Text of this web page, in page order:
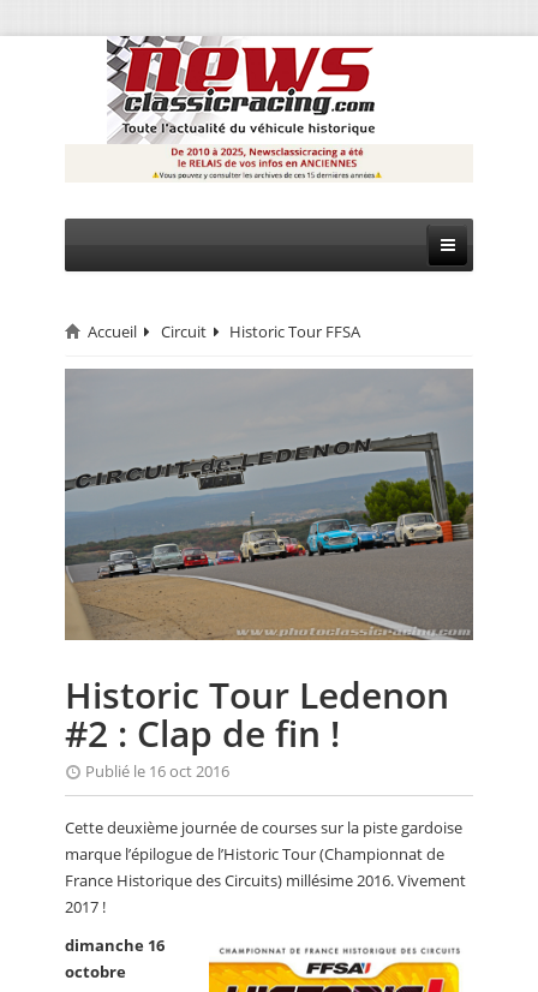
CIRCUIT
EVÈNEMENTS
CALENDRIER
FOCUS
ANNUAIRES
PETITES ANNONCES
Accueil Circuit Historic Tour FFSA
Historic Tour Ledenon
#2 : Clap de fin !
Publié le 16 oct 2016
Cette deuxième journée de courses sur la piste gardoise
marque l’épilogue de l’Historic Tour (Championnat de
France Historique des Circuits) millésime 2016. Vivement
2017 !
dimanche 16
octobre